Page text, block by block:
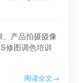
产品拍摄摄像
修图调色培训
阅读全文→